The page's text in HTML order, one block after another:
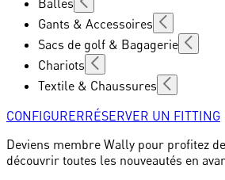
Balles
Gants & Accessoires
Sacs de golf & Bagagerie
Chariots
Textile & Chaussures
CONFIGURERRÉSERVER UN FITTING
Deviens membre Wally pour profitez
découvrir toutes les nouveautés en